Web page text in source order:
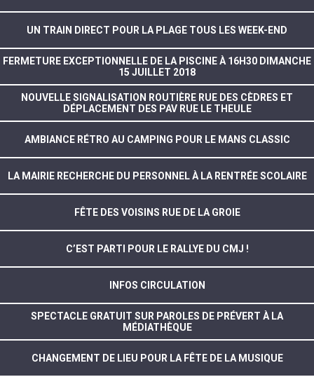
UN TRAIN DIRECT POUR LA PLAGE TOUS LES WEEK-END
FERMETURE EXCEPTIONNELLE DE LA PISCINE À 16H30 DIMANCHE
15 JUILLET 2018
NOUVELLE SIGNALISATION ROUTIÈRE RUE DES CÈDRES ET
DÉPLACEMENT DES PAV RUE LE THEULE
AMBIANCE RÉTRO AU CAMPING POUR LE MANS CLASSIC
LA MAIRIE RECHERCHE DU PERSONNEL À LA RENTRÉE SCOLAIRE
FÊTE DES VOISINS RUE DE LA GROIE
C’EST PARTI POUR LE RALLYE DU CMJ !
INFOS CIRCULATION
SPECTACLE GRATUIT SUR PAROLES DE PRÉVERT À LA
MÉDIATHÈQUE
CHANGEMENT DE LIEU POUR LA FÊTE DE LA MUSIQUE